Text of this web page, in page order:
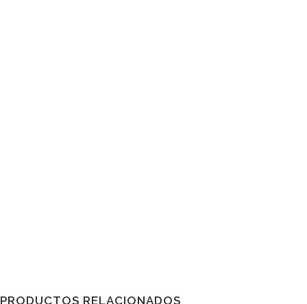
PRODUCTOS RELACIONADOS